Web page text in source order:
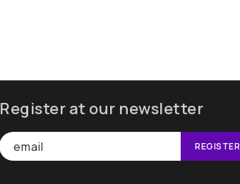
Register at our newsletter
REGISTER